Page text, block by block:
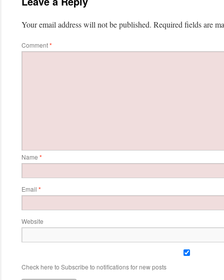
Your email address will not be published. Required fields are
Comment*
Name *
Email *
Website
Check here to Subscribe to notifications for new posts